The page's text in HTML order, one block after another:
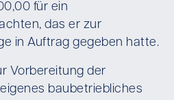
für ein
das er zur
in Auftrag gegeben hatte.
Vorbereitung der
baubetriebliches